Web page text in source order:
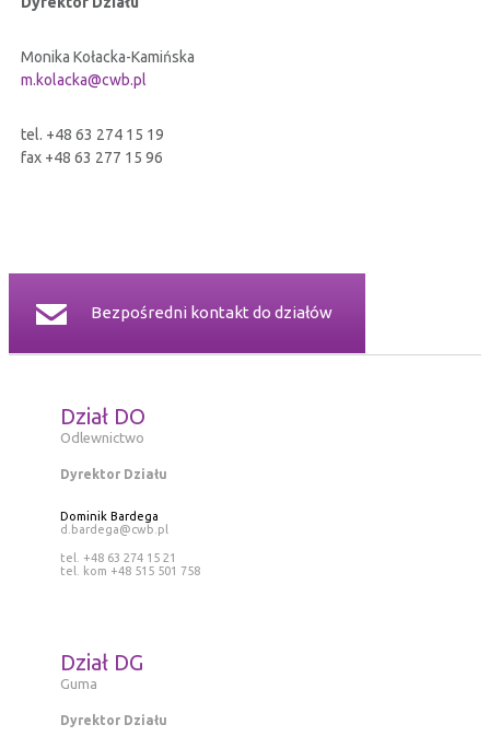
Monika Kołacka-Kamińska
m.kolacka@cwb.pl
tel. +48 63 274 15 19
fax +48 63 277 15 96
Bezpośredni kontakt do działów
Dział DO
Odlewnictwo
Dyrektor Działu
Dominik Bardega
d.bardega@cwb.pl
tel. +48 63 274 15 21
tel. kom +48 515 501 758
Dział DG
Guma
Dyrektor Działu